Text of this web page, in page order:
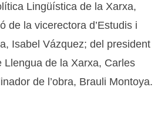
Lingüística de la Xarxa,
de la vicerectora d’Estudis i
Isabel Vázquez; del president
Llengua de la Xarxa, Carles
de l’obra, Brauli Montoya.